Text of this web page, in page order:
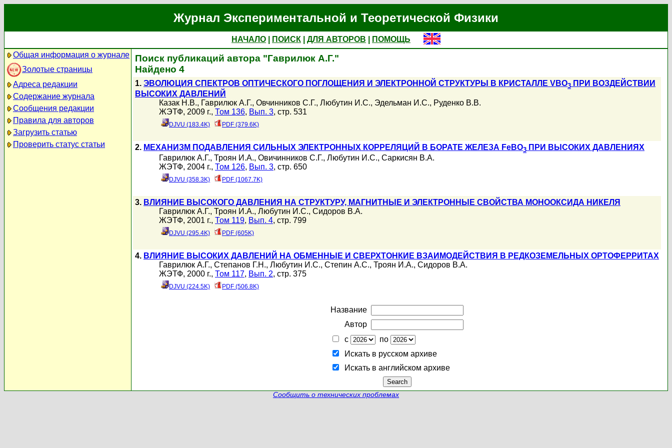
Журнал Экспериментальной и Теоретической Физики
НАЧАЛО ПОИСК ДЛЯ АВТОРОВ
ПОМОЩЬ
Общая информация о журнале
Золотые страницы
Адреса редакции
Содержание журнала
Сообщения редакции
Правила для авторов
Загрузить статью
Проверить статус статьи
Поиск публикаций автора "Гаврилюк А.Г."
Найдено 4
1. ЭВОЛЮЦИЯ СПЕКТРОВ ОПТИЧЕСКОГО ПОГЛОЩЕНИЯ И ЭЛЕКТРОННОЙ СТРУКТУРЫ В КРИСТАЛЛЕ VBO3 ПРИ ВОЗДЕЙСТВИИ
ВЫСОКИХ ДАВЛЕНИЙ
Казак Н.В., Гаврилюк А.Г., Овчинников С.Г., Любутин И.С., Эдельман И.С., Руденко В.В.
ЖЭТФ, 2009 г., Том 136, Вып. 3, стр. 531
DJVU (183.4K) PDF (379.6K)
2. МЕХАНИЗМ ПОДАВЛЕНИЯ СИЛЬНЫХ ЭЛЕКТРОННЫХ КОРРЕЛЯЦИЙ В БОРАТЕ ЖЕЛЕЗА FeBO3 ПРИ ВЫСОКИХ ДАВЛЕНИЯХ
Гаврилюк А.Г., Троян И.А., Овичинников С.Г., Любутин И.С., Саркисян В.А.
ЖЭТФ, 2004 г., Том 126, Вып. 3, стр. 650
DJVU (358.3K) PDF (1067.7K)
3. ВЛИЯНИЕ ВЫСОКОГО ДАВЛЕНИЯ НА СТРУКТУРУ, МАГНИТНЫЕ И ЭЛЕКТРОННЫЕ СВОЙСТВА МОНООКСИДА НИКЕЛЯ
Гаврилюк А.Г., Троян И.А., Любутин И.С., Сидоров В.А.
ЖЭТФ, 2001 г., Том 119, Вып. 4, стр. 799
DJVU (295.4K) PDF (605K)
4. ВЛИЯНИЕ ВЫСОКИХ ДАВЛЕНИЙ НА ОБМЕННЫЕ И СВЕРХТОНКИЕ ВЗАИМОДЕЙСТВИЯ В РЕДКОЗЕМЕЛЬНЫХ ОРТОФЕРРИТАХ
Гаврилюк А.Г., Степанов Г.Н., Любутин И.С., Степин А.С., Троян И.А., Сидоров В.А.
ЖЭТФ, 2000 г., Том 117, Вып. 2, стр. 375
DJVU (224.5K) PDF (506.8K)
Название
Автор
с
по
Искать в русском архиве
Искать в английском архиве
Сообщить о технических проблемах